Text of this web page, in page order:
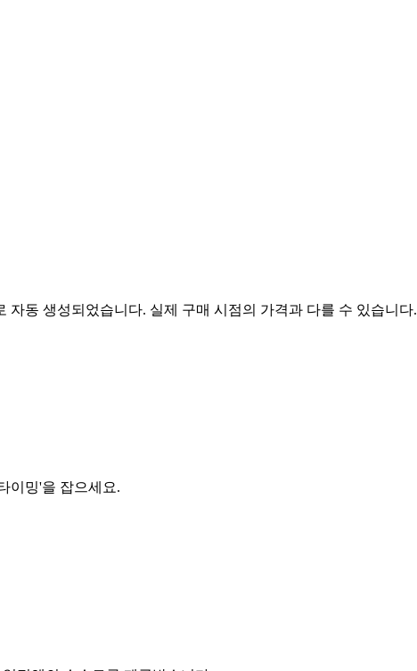
동 생성되었습니다. 실제 구매 시점의 가격과 다를 수 있습니다.
이밍'을 잡으세요.